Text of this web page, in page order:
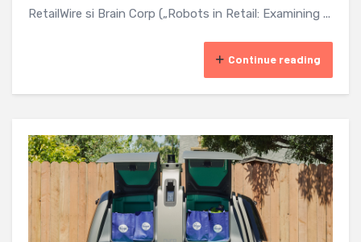
RetailWire si Brain Corp („Robots in Retail: Examining ...
Continue reading